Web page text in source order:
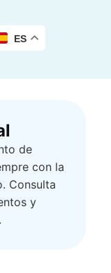
ES
de
con la
Consulta
y